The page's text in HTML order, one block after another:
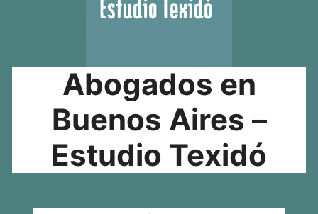
Abogados en
Buenos Aires –
Estudio Texidó